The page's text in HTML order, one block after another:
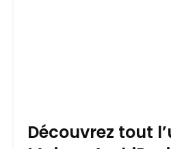
Découvrez tout